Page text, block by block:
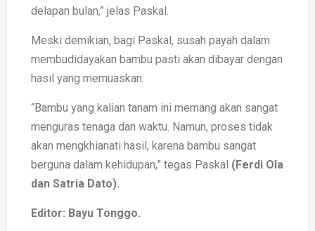
delapan bulan,” jelas Paskal.
Meski demikian, bagi Paskal, susah payah dalam
membudidayakan bambu pasti akan dibayar dengan
hasil yang memuaskan.
“Bambu yang kalian tanam ini memang akan sangat
menguras tenaga dan waktu. Namun, proses tidak
akan mengkhianati hasil, karena bambu sangat
berguna dalam kehidupan,” tegas Paskal (Ferdi Ola
dan Satria Dato).
Editor: Bayu Tonggo.